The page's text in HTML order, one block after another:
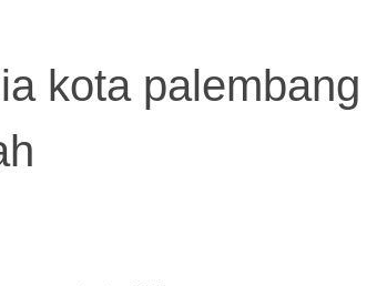
kota palembang